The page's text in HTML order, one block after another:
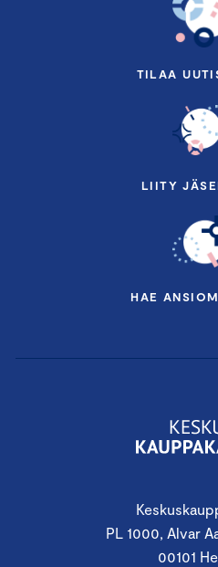
PL 1000, Alvar
00101
TILAA
LIITY
HAE